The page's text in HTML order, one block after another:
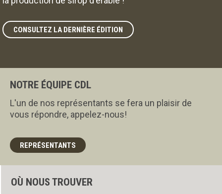
CONSULTEZ LA DERNIÈRE ÉDITION
NOTRE ÉQUIPE CDL
L'un de nos représentants se fera un plaisir de
vous répondre, appelez-nous!
REPRÉSENTANTS
OÙ NOUS TROUVER